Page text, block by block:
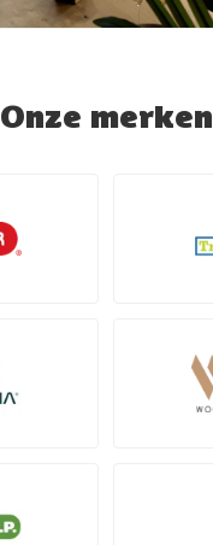
Onze merken